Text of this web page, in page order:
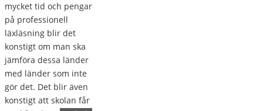
mycket tid och pengar
på professionell
läxläsning blir det
konstigt om man ska
jämföra dessa länder
med länder som inte
gör det. Det blir även
konstigt att skolan får